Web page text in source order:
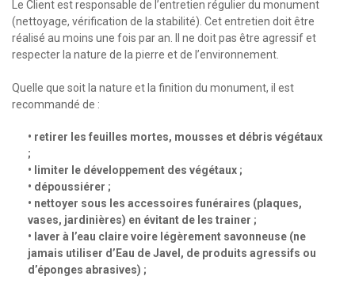
Le Client est responsable de l’entretien régulier du monument
(nettoyage, vérification de la stabilité). Cet entretien doit être
réalisé au moins une fois par an. Il ne doit pas être agressif et
respecter la nature de la pierre et de l’environnement.
Quelle que soit la nature et la finition du monument, il est
recommandé de :
• retirer les feuilles mortes, mousses et débris végétaux
;
• limiter le développement des végétaux ;
• dépoussiérer ;
• nettoyer sous les accessoires funéraires (plaques,
vases, jardinières) en évitant de les trainer ;
• laver à l’eau claire voire légèrement savonneuse (ne
jamais utiliser d’Eau de Javel, de produits agressifs ou
d’éponges abrasives) ;